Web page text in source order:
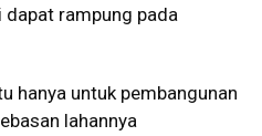
rampung pada
hanya untuk pembangunan
lahannya